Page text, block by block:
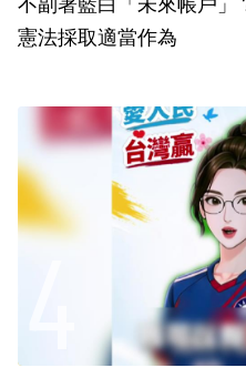
憲法採取適當作為